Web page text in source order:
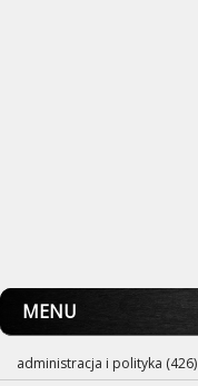
MENU
administracja i polityka (426)